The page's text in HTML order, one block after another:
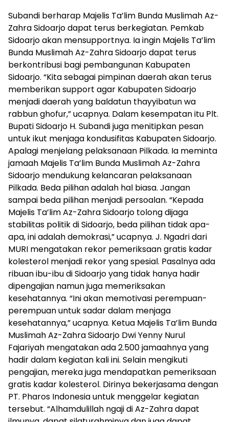
Subandi berharap Majelis Ta’lim Bunda Muslimah Az-
Zahra Sidoarjo dapat terus berkegiatan. Pemkab
Sidoarjo akan mensupportnya. Ia ingin Majelis Ta’lim
Bunda Muslimah Az-Zahra Sidoarjo dapat terus
berkontribusi bagi pembangunan Kabupaten
Sidoarjo. “Kita sebagai pimpinan daerah akan terus
memberikan support agar Kabupaten Sidoarjo
menjadi daerah yang baldatun thayyibatun wa
rabbun ghofur,” ucapnya. Dalam kesempatan itu Plt.
Bupati Sidoarjo H. Subandi juga menitipkan pesan
untuk ikut menjaga kondusifitas Kabupaten Sidoarjo.
Apalagi menjelang pelaksanaan Pilkada. Ia meminta
jamaah Majelis Ta’lim Bunda Muslimah Az-Zahra
Sidoarjo mendukung kelancaran pelaksanaan
Pilkada. Beda pilihan adalah hal biasa. Jangan
sampai beda pilihan menjadi persoalan. “Kepada
Majelis Ta’lim Az-Zahra Sidoarjo tolong dijaga
stabilitas politik di Sidoarjo, beda pilihan tidak apa-
apa, ini adalah demokrasi,” ucapnya. J. Ngadri dari
MURI mengatakan rekor pemeriksaan gratis kadar
kolesterol menjadi rekor yang spesial. Pasalnya ada
ribuan ibu-ibu di Sidoarjo yang tidak hanya hadir
dipengajian namun juga memeriksakan
kesehatannya. “Ini akan memotivasi perempuan-
perempuan untuk sadar dalam menjaga
kesehatannya,” ucapnya. Ketua Majelis Ta’lim Bunda
Muslimah Az-Zahra Sidoarjo Dwi Yenny Nurul
Fajariyah mengatakan ada 2.500 jamaahnya yang
hadir dalam kegiatan kali ini. Selain mengikuti
pengajian, mereka juga mendapatkan pemeriksaan
gratis kadar kolesterol. Dirinya bekerjasama dengan
PT. Pharos Indonesia untuk menggelar kegiatan
tersebut. “Alhamdulillah ngaji di Az-Zahra dapat